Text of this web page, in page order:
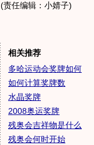
(责任编辑：小婧子)
相关推荐
多哈运动会奖牌如何
如何计算奖牌数
水晶奖牌
2008奥运奖牌
残奥会吉祥物是什么
残奥会何时开始